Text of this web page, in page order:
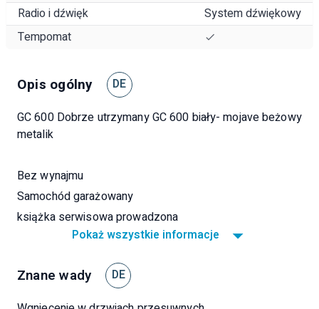
Radio i dźwięk
System dźwiękowy
Tempomat
Opis ogólny DE
GC 600 Dobrze utrzymany GC 600 biały- mojave beżowy
metalik
Bez wynajmu
Samochód garażowany
książka serwisowa prowadzona
Specjalny krok serwisowy VW i uszczelnienie 3. światła
Światło LED
Pokaż wszystkie informacje
Znane wady DE